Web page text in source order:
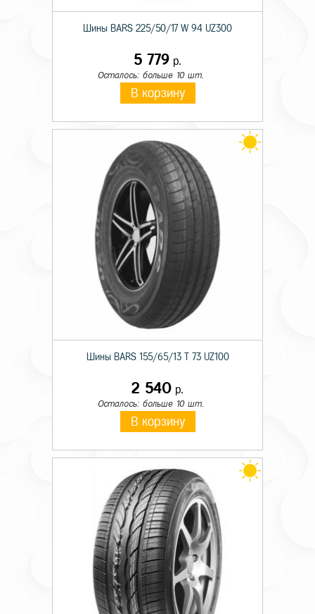
Шины BARS 225/50/17 W 94 UZ300
5 779 р.
Осталось: больше 10 шт.
В корзину
Шины BARS 155/65/13 T 73 UZ100
2 540 р.
Осталось: больше 10 шт.
В корзину